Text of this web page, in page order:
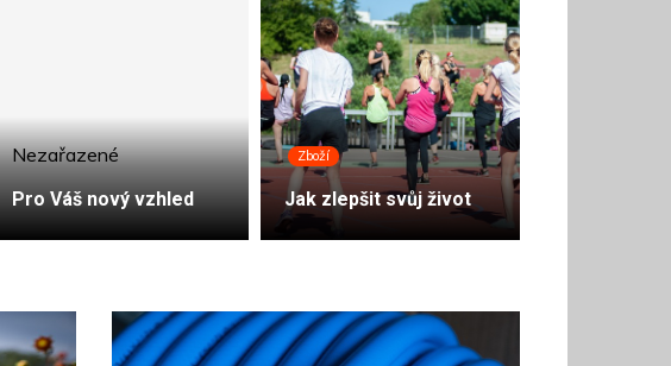
Zboží
Hadice k bazénu
Nezařazené
Pro Váš nový vzhled
Zboží
Jak zlepšit svůj život